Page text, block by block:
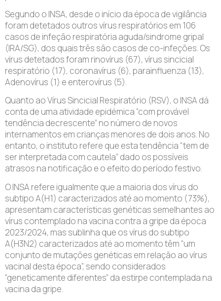
Segundo o INSA, desde o início da época de vigilância
foram detetados outros vírus respiratórios em 106
casos de infeção respiratória aguda/sindrome gripal
(IRA/SG), dos quais três são casos de co-infeções. Os
vírus detetados foram rinovírus (67), vírus sincicial
respiratório (17), coronavírus (6), parainfluenza (13),
Adenovírus (1) e enterovírus (5).
Quanto ao Vírus Sincicial Respiratório (RSV), o INSA dá
conta de uma atividade epidémica “com provável
tendência decrescente” no número de novos
internamentos em crianças menores de dois anos. No
entanto, o instituto refere que esta tendência “tem de
ser interpretada com cautela” dado os possíveis
atrasos na notificação e o efeito do período festivo.
O INSA refere igualmente que a maioria dos vírus do
subtipo A(H1) caracterizados até ao momento (73%),
apresentam características genéticas semelhantes ao
vírus contemplado na vacina contra a gripe da época
2023/2024, mas sublinha que os vírus do subtipo
A(H3N2) caracterizados até ao momento têm “um
conjunto de mutações genéticas em relação ao vírus
vacinal desta época”, sendo considerados
“geneticamente diferentes” da estirpe contemplada na
vacina da gripe.